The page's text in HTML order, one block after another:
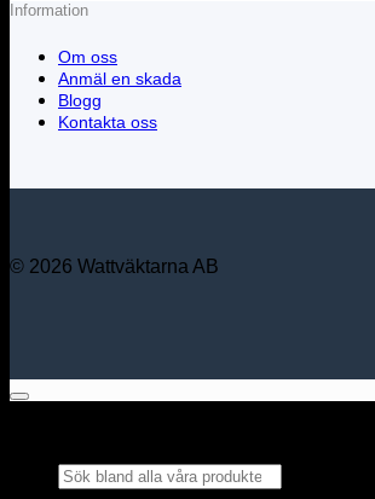
Information
Om oss
Anmäl en skada
Blogg
Kontakta oss
© 2026 Wattväktarna AB